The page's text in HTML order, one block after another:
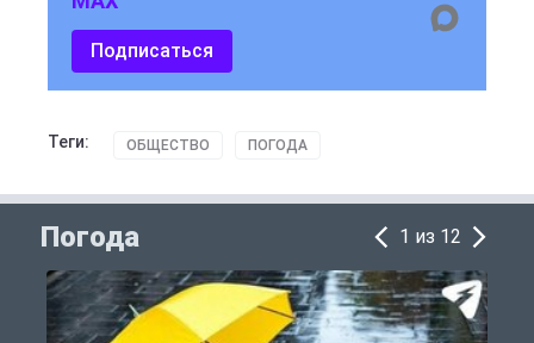
Подписаться
Теги: ОБЩЕСТВО ПОГОДА
Погода 1 из 12